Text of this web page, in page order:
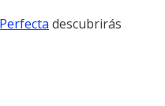
descubrirás